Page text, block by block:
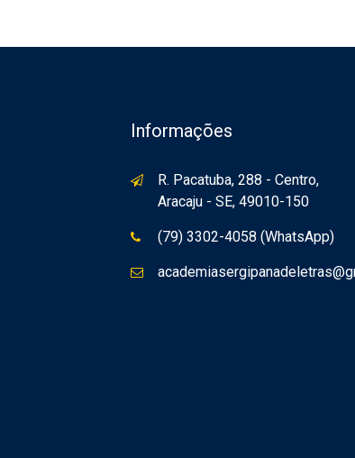
Informações
R. Pacatuba, 288 - Centro,
Aracaju - SE, 49010-150
(79) 3302-4058 (WhatsApp)